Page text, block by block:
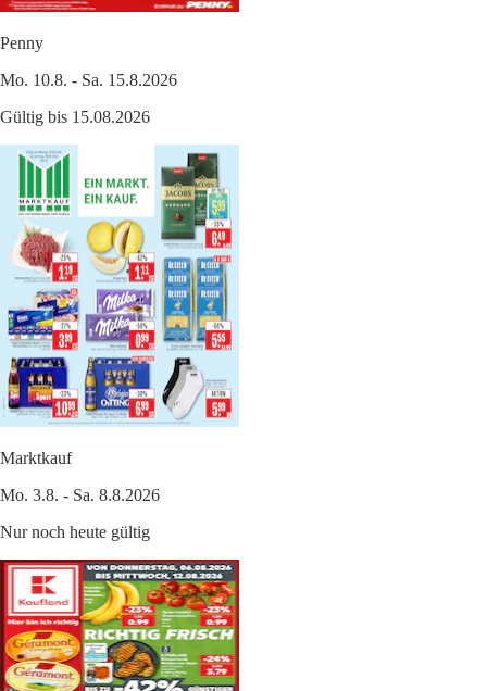
Penny
Mo. 10.8. - Sa. 15.8.2026
Gültig bis 15.08.2026
Marktkauf
Mo. 3.8. - Sa. 8.8.2026
Nur noch heute gültig